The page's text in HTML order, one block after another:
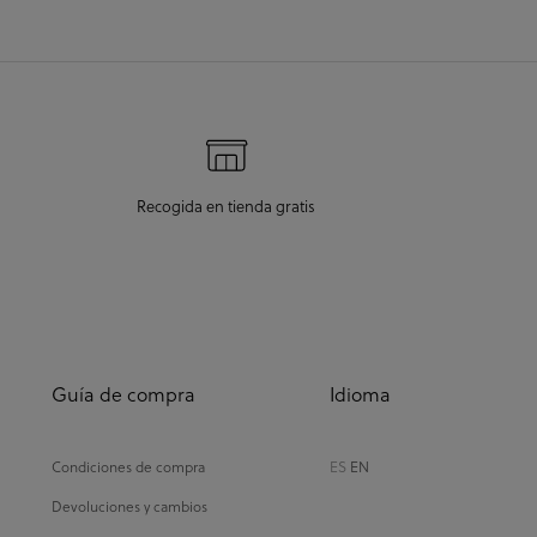
Recogida en tienda gratis
Guía de compra
Condiciones de compra
Devoluciones y cambios
Idioma
ES EN